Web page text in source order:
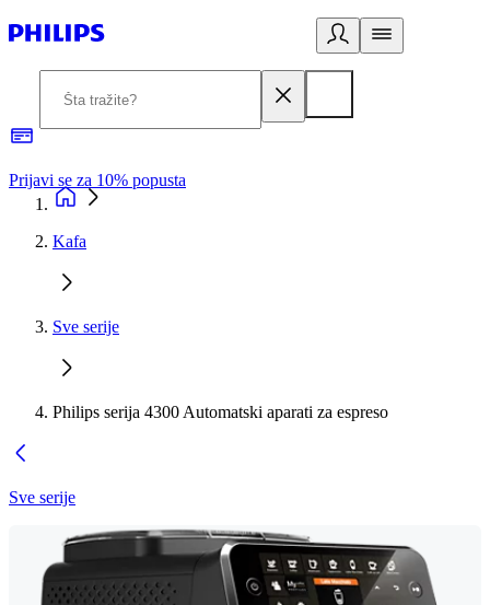
Prijavi se za 10% popusta
Kafa
Sve serije
Philips serija 4300 Automatski aparati za espreso
Sve serije